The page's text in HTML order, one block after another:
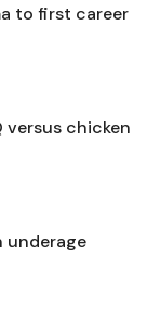
to first career
versus chicken
underage